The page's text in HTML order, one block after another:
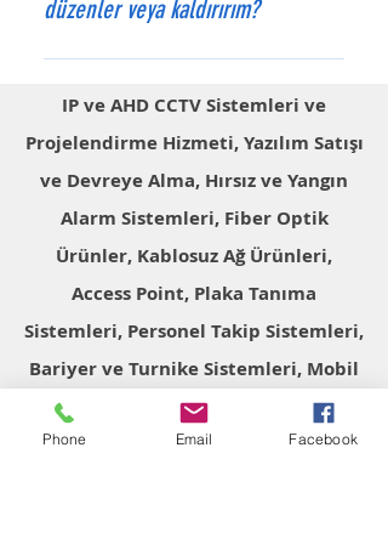
Kaydedin ve yayınlayın. İstediğiniz
değiştirebilir ve başka kategoriler
düğmesine tıklayın Medya eklemek
istediğiniz soruyu oluşturun veya
Cevabınızı düzenlerken video,
görüntü veya gif'in üzerine tıklayın
Kütüphanenizden medya ekleyin ve
düzenler veya kaldırırım?
Başlığı, uygulamadaki Ayarlar
sekmesinden düzenleyebilirsiniz.
'Gösterilecek Bilgiler' altından başlığı
devre dışı bırakın.
IP ve AHD CCTV Sistemleri ve
Projelendirme Hizmeti, Yazılım Satışı
ve Devreye Alma, Hırsız ve Yangın
Alarm Sistemleri, Fiber Optik
Ürünler, Kablosuz Ağ Ürünleri,
Access Point, Plaka Tanıma
Sistemleri, Personel Takip Sistemleri,
Bariyer ve Turnike Sistemleri, Mobil
Araç Kameraları
Phone Email Facebook